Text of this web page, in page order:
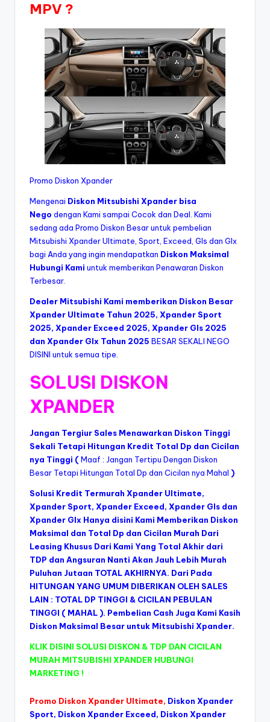
MPV ?
Promo Diskon Xpander
Mengenai Diskon Mitsubishi Xpander bisa
Nego dengan Kami sampai Cocok dan Deal. Kami
sedang ada Promo Diskon Besar untuk pembelian
Mitsubishi Xpander Ultimate, Sport, Exceed, Gls dan Glx
bagi Anda yang ingin mendapatkan Diskon Maksimal
Hubungi Kami untuk memberikan Penawaran Diskon
Terbesar.
Dealer Mitsubishi Kami memberikan Diskon Besar
Xpander Ultimate Tahun 2025, Xpander Sport
2025, Xpander Exceed 2025, Xpander Gls 2025
dan Xpander Glx Tahun 2025 BESAR SEKALI NEGO
DISINI untuk semua tipe.
SOLUSI DISKON
XPANDER
Jangan Tergiur Sales Menawarkan Diskon Tinggi
Sekali Tetapi Hitungan Kredit Total Dp dan Cicilan
nya Tinggi ( Maaf : Jangan Tertipu Dengan Diskon
Besar Tetapi Hitungan Total Dp dan Cicilan nya Mahal )
Solusi Kredit Termurah Xpander Ultimate,
Xpander Sport, Xpander Exceed, Xpander Gls dan
Xpander Glx Hanya disini Kami Memberikan Diskon
Maksimal dan Total Dp dan Cicilan Murah Dari
Leasing Khusus Dari Kami Yang Total Akhir dari
TDP dan Angsuran Nanti Akan Jauh Lebih Murah
Puluhan Jutaan TOTAL AKHIRNYA. Dari Pada
HITUNGAN YANG UMUM DIBERIKAN OLEH SALES
LAIN : TOTAL DP TINGGI & CICILAN PEBULAN
TINGGI ( MAHAL ). Pembelian Cash Juga Kami Kasih
Diskon Maksimal Besar untuk Mitsubishi Xpander.
KLIK DISINI SOLUSI DISKON & TDP DAN CICILAN
MURAH MITSUBISHI XPANDER HUBUNGI
MARKETING !
Promo Diskon Xpander Ultimate, Diskon Xpander
Sport, Diskon Xpander Exceed, Diskon Xpander